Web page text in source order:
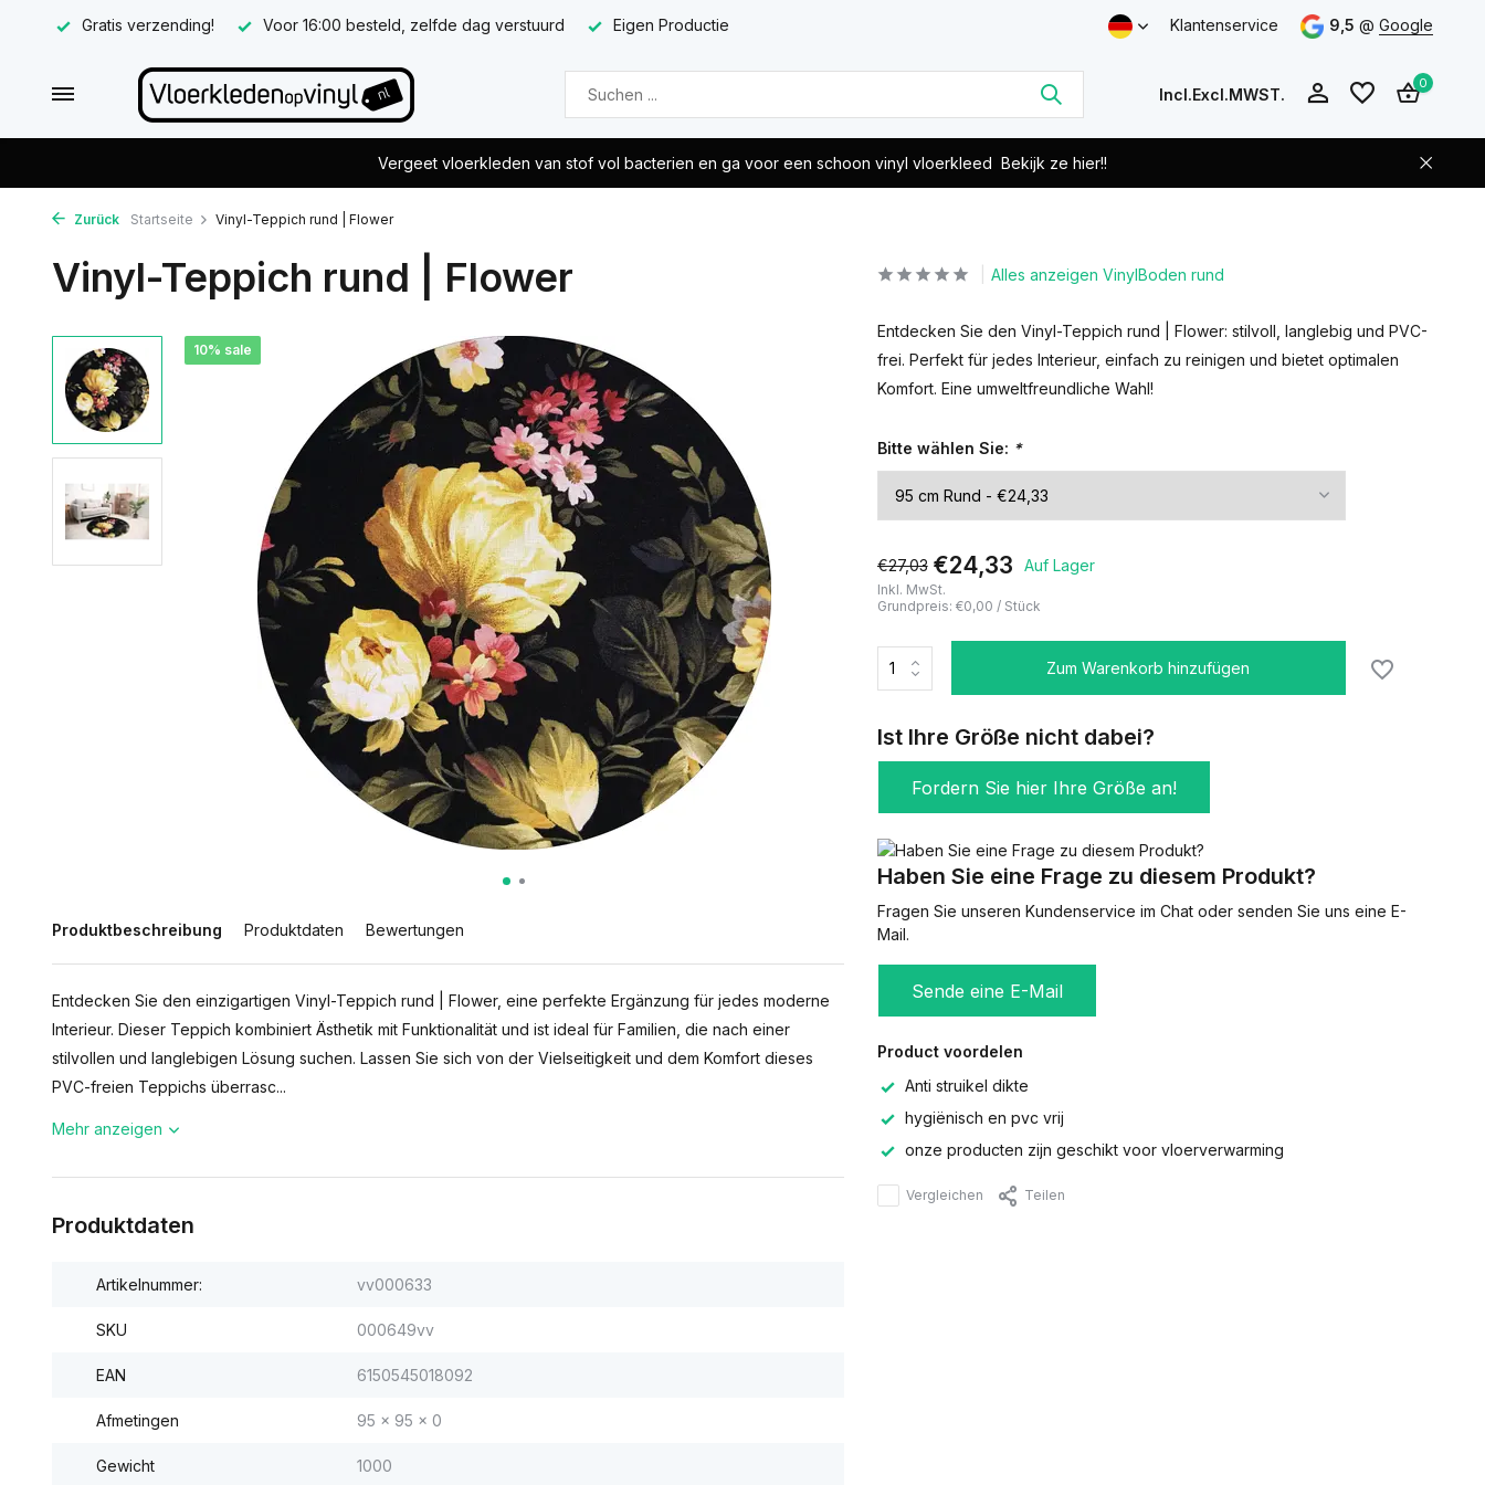
Gratis verzending! Voor 16:00 besteld, zelfde dag verstuurd Eigen Productie Klantenservice 9,5 @ Google
Incl.Excl.MWST.
anlegen
0
Vergeet vloerkleden van stof vol bacterien en ga voor een schoon vinyl vloerkleed Bekijk ze hier!!
Zurück Startseite Vinyl-Teppich rund | Flower
Vinyl-Teppich rund | Flower
10% sale
Produktbeschreibung Produktdaten Bewertungen
Entdecken Sie den einzigartigen Vinyl-Teppich rund | Flower, eine perfekte Ergänzung für jedes moderne
Interieur. Dieser Teppich kombiniert Ästhetik mit Funktionalität und ist ideal für Familien, die nach einer
stilvollen und langlebigen Lösung suchen. Lassen Sie sich von der Vielseitigkeit und dem Komfort dieses
PVC-freien Teppichs überrasc...
Mehr anzeigen
Produktdaten
Artikelnummer: vv000633
SKU 000649vv
EAN 6150545018092
Afmetingen 95 x 95 x 0
Gewicht 1000
Alles anzeigen VinylBoden rund
Entdecken Sie den Vinyl-Teppich rund | Flower: stilvoll, langlebig und PVC-
frei. Perfekt für jedes Interieur, einfach zu reinigen und bietet optimalen
Komfort. Eine umweltfreundliche Wahl!
Bitte wählen Sie: *
€27,03 €24,33 Auf Lager
Inkl. MwSt.
Grundpreis: €0,00 / Stück
Zum Warenkorb hinzufügen
Ist Ihre Größe nicht dabei?
Fordern Sie hier Ihre Größe an!
Haben Sie eine Frage zu diesem Produkt?
Fragen Sie unseren Kundenservice im Chat oder senden Sie uns eine E-
Mail.
Sende eine E-Mail
Product voordelen
Anti struikel dikte
hygiënisch en pvc vrij
onze producten zijn geschikt voor vloerverwarming
Vergleichen Teilen